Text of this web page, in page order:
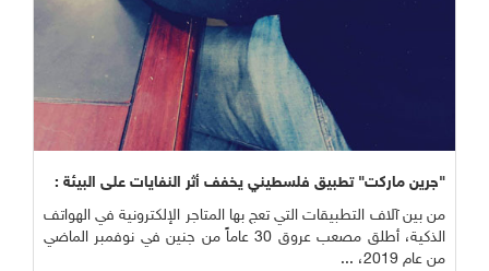
"جرين ماركت" تطبيق فلسطيني يخفف أثر النفايات على البيئة :
من بين آلاف التطبيقات التي تعج بها المتاجر الإلكترونية في الهواتف
الذكية، أطلق مصعب عروق 30 عاماً من جنين في نوفمبر الماضي
من عام 2019، ...